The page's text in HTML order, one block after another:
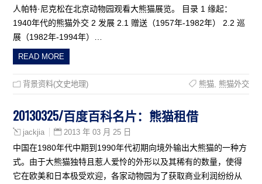
人帕特·尼克松在北京动物园观看大熊猫展览。 目录 1 缘起：
1940年代的熊猫外交 2 发展 2.1 赠送（1957年-1982年） 2.2 巡
展（1982年-1994年）…
READ MORE
背景资料(文史地理) 熊猫, 熊猫外交
20130325/百度百科名片：熊猫租借
jackjia 2013 年 03 月 25 日
中国在1980年代中期到1990年代初期向境外输出大熊猫的一种方
式。由于大熊猫独特且惹人爱怜的外形以及其稀有的数量，使得
它在欧美和日本极受欢迎，各家动物园为了获取商业利润纷纷从